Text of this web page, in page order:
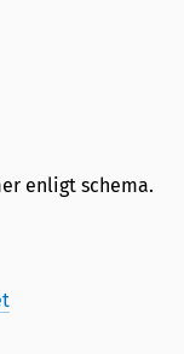
enligt schema.